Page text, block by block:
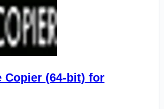
Copier (64-bit) for